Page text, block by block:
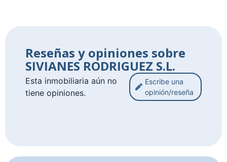
Reseñas y opiniones sobre
SIVIANES RODRIGUEZ S.L.
Esta inmobiliaria aún no
tiene opiniones.
Escribe una
opinión/reseña